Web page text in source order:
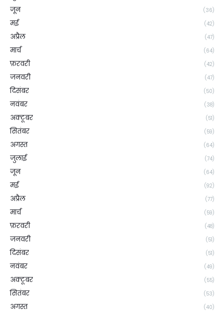
जून (36)
मई (42)
अप्रैल (47)
मार्च (64)
फ़रवरी (42)
जनवरी (47)
दिसंबर (50)
नवंबर (38)
अक्टूबर (51)
सितंबर (59)
अगस्त (64)
जुलाई (74)
जून (64)
मई (92)
अप्रैल (77)
मार्च (59)
फ़रवरी (48)
जनवरी (51)
दिसंबर (51)
नवंबर (49)
अक्टूबर (55)
सितंबर (53)
अगस्त (40)